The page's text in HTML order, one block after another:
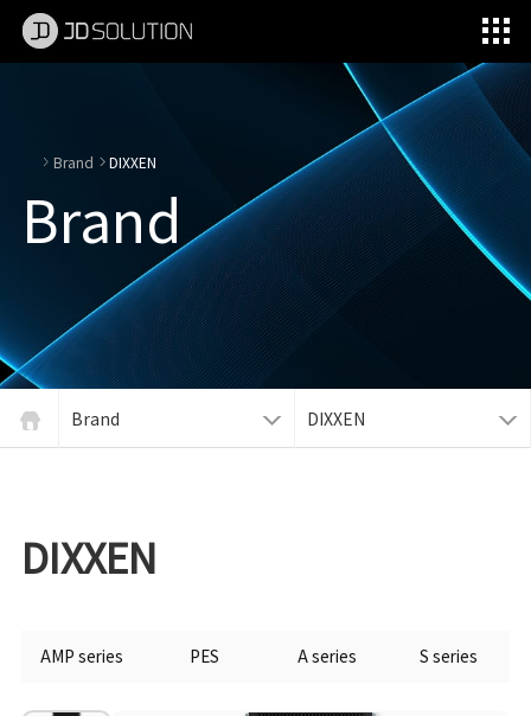
Brand DIXXEN
Brand
Brand DIXXEN
DIXXEN
AMP series PES A series S series